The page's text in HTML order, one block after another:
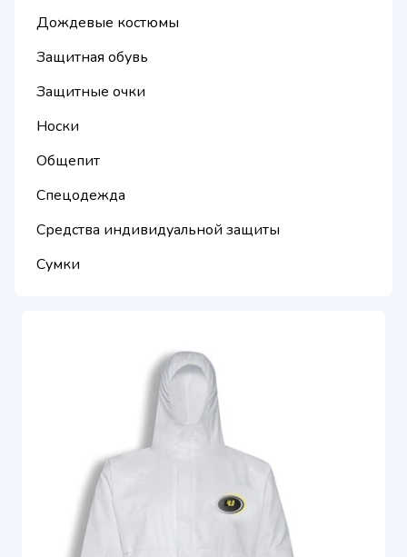
Дождевые костюмы
Защитная обувь
Защитные очки
Носки
Общепит
Спецодежда
Средства индивидуальной защиты
Сумки